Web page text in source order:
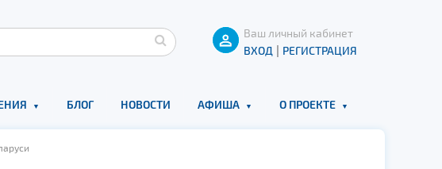
Ваш личный кабинет
ВХОД | РЕГИСТРАЦИЯ
БЛОГ НОВОСТИ АФИША О ПРОЕКТЕ